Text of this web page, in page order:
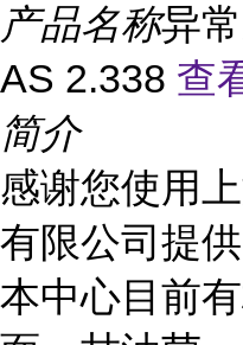
产品名称异
AS 2.338 查
简介
感谢您使用
有限公司提
本中心目前